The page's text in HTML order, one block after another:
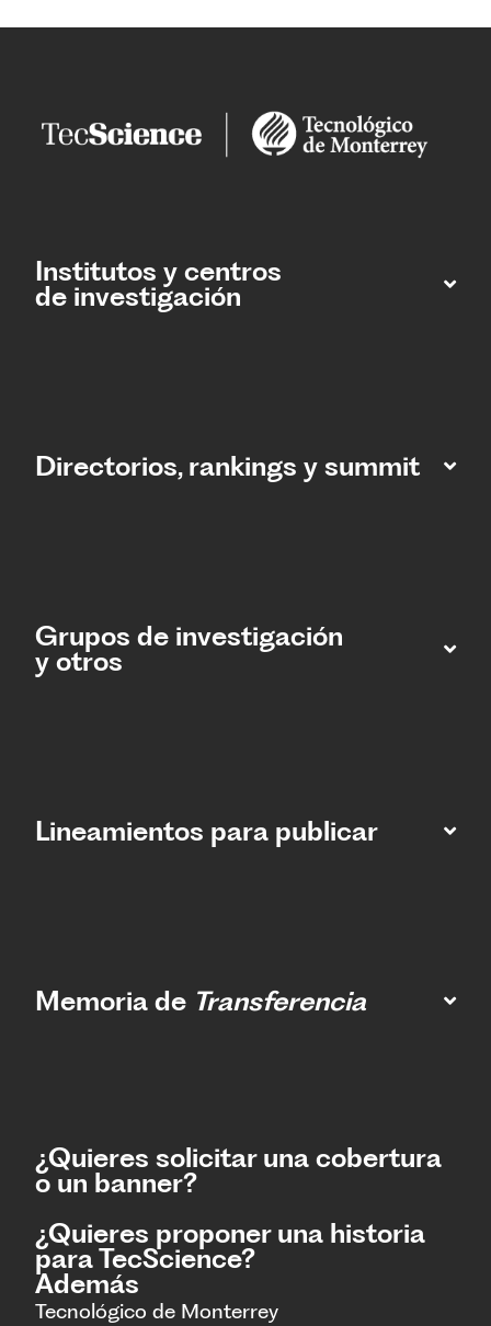
Institutos y centros
de investigación
Directorios, rankings y summit
Grupos de investigación
y otros
Lineamientos para publicar
Memoria de Transferencia
¿Quieres solicitar una cobertura
o un banner?
¿Quieres proponer una historia
para TecScience?
Además
Tecnológico de Monterrey